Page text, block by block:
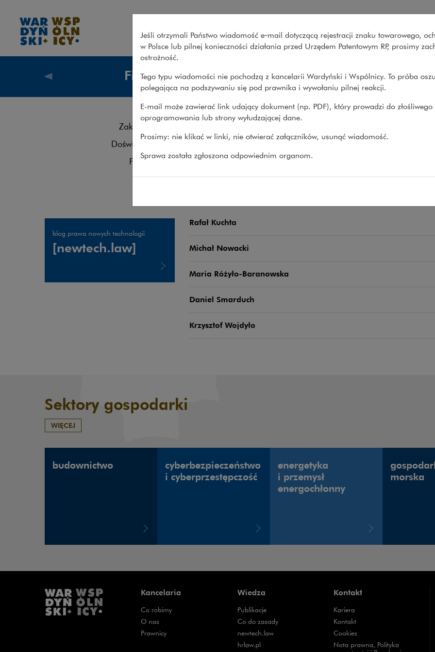
Co robimy O nas Nasze
Fintech
Zakres usług
Doświadczenie
Publikacje
Zespół
blog prawa nowych technologii
[newtech.law]
Co robimy> Sektory gospodarki> Fintech i blockchain> Fintech> Zespół
Zespół
Kontakt:
Rafał Kuchta
Michał Nowacki
Maria Różyło-Baranowska
Daniel Smarduch
Krzysztof Wojdyło
Sektory gospodarki
WIĘCEJ
budownictwo
cyberbezpieczeństwo
i cyberprzestępczość
energetyka
i przemysł
energochłonny
morska
Kancelaria
Co robimy
O nas
Prawnicy
Wiedza
Publikacje
Co do zasadyUwaga, link zostanie otwarty w nowym oknie
newtech.lawUwaga, link zostanie otwarty w nowym oknie
hrlaw.plUwaga, link zostanie otwarty w nowym oknie
Kontakt
Kariera
Kontakt
Cookies
Nota prawna, Polityka
Jeśli otrzymali Państwo wiadomość e‑mail dotyczącą rejestracji znaku towarowego,
w Polsce lub pilnej konieczności działania przed Urzędem Patentowym RP, prosimy
ostrożność.
Tego typu wiadomości nie pochodzą z kancelarii Wardyński i Wspólnicy. To próba
polegająca na podszywaniu się pod prawnika i wywołaniu pilnej reakcji.
E-mail może zawierać link udający dokument (np. PDF), który prowadzi do złośliwego
oprogramowania lub strony wyłudzającej dane.
Prosimy: nie klikać w linki, nie otwierać załączników, usunąć wiadomość.
Sprawa została zgłoszona odpowiednim organom.